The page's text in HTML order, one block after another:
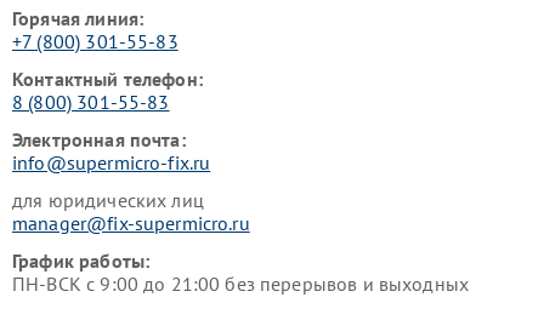
Горячая линия:
+7 (800) 301-55-83
Контактный телефон:
8 (800) 301-55-83
Электронная почта:
info@supermicro-fix.ru
для юридических лиц
manager@fix-supermicro.ru
График работы:
ПН-ВСК с 9:00 до 21:00 без перерывов и выходных